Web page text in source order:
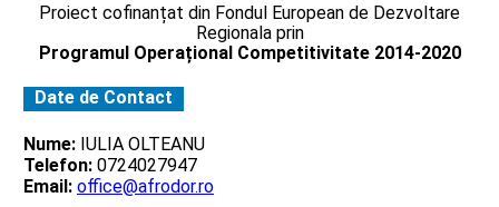
Proiect cofinanțat din Fondul European de Dezvoltare
Regionala prin
Programul Operațional Competitivitate 2014-2020
Date de Contact
Nume: IULIA OLTEANU
Telefon: 0724027947
Email: office@afrodor.ro